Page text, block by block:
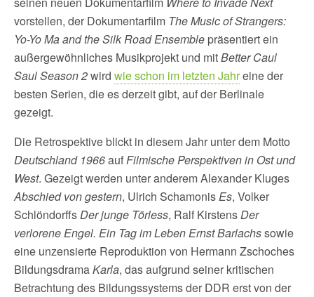
vorstellen, der Dokumentarfilm The Music of Strangers:
Yo-Yo Ma and the Silk Road Ensemble präsentiert ein
außergewöhnliches Musikprojekt und mitBetter Caul
Saul Season 2wird wie schon im letzten Jahreine der
besten Serien, die es derzeit gibt, auf der Berlinale
gezeigt.
Die Retrospektive blickt in diesem Jahr unter dem Motto
Deutschland 1966aufFilmische Perspektiven in Ost und
West. Gezeigt werden unter anderem Alexander Kluges
Abschied von gestern, Ulrich SchamonisEs, Volker
SchlöndorffsDer junge Törless, Ralf KirstensDer
verlorene Engel. Ein Tag im Leben Ernst Barlachssowie
eine unzensierte Reproduktion von Hermann Zschoches
BildungsdramaKarla, das aufgrund seiner kritischen
Betrachtung des Bildungssystems der DDR erst von der